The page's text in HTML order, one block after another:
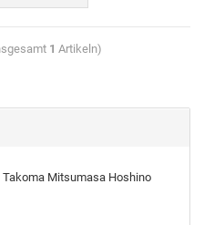
1 Artikeln)
Ta­ko­ma Mit­su­ma­sa Ho­shi­no